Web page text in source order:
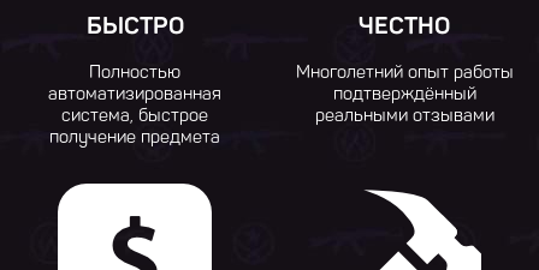
БЫСТРО
Полностью
автоматизированная
система, быстрое
получение предмета
ЧЕСТНО
Многолетний опыт работы
подтверждённый
реальными отзывами